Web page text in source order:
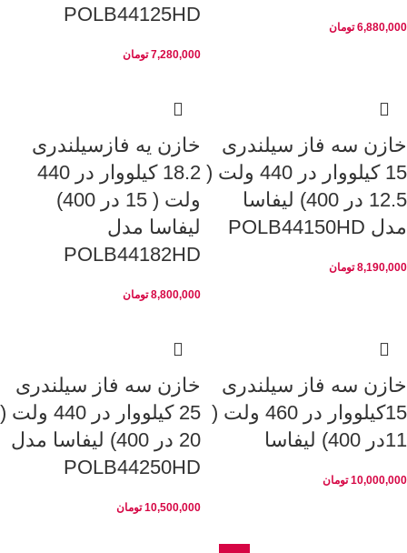
6,880,000 تومان
POLB44125HD
7,280,000 تومان
خازن سه فاز سیلندری
15 کیلووار در 440 ولت (
12.5 در 400) لیفاسا
مدل POLB44150HD
8,190,000 تومان
خازن یه فازسیلندری
18.2 کیلووار در 440
ولت ( 15 در 400)
لیفاسا مدل
POLB44182HD
8,800,000 تومان
خازن سه فاز سیلندری
15کیلووار در 460 ولت (
11در 400) لیفاسا
10,000,000 تومان
خازن سه فاز سیلندری
25 کیلووار در 440 ولت (
20 در 400) لیفاسا مدل
POLB44250HD
10,500,000 تومان